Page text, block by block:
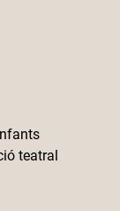
teatral